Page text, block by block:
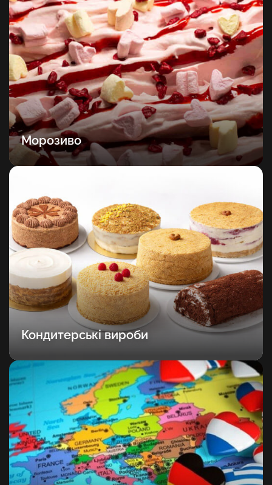
Морозиво
Кондитерські вироби